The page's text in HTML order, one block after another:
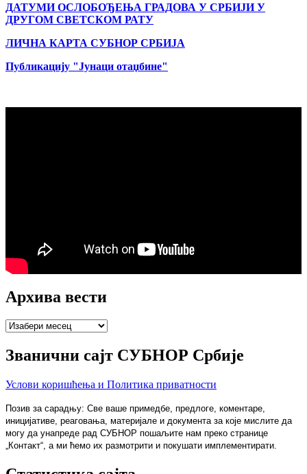
ДАТУМИ ОСЛОБОЂЕЊА ГРАДОВА У СРБИЈИ У
ДРУГОМ СВЕТСКОМ РАТУ
ЛИЧНА КАРТА СУБНОР СРБИЈА
Публикацију "Јунаци отаџбине"
Архива вести
Архива
Званични сајт СУБНОР Србије
Услови коришћења и Политика приватности
Позив за сарадњу: Све ваше примедбе, предлоге, коментаре,
иницијативе, реаговања, материјале и документа за које мислите да
могу да унапреде рад СУБНОР пошаљите нам преко странице
„Контакт“, а ми ћемо их размотрити и покушати имплементирати.